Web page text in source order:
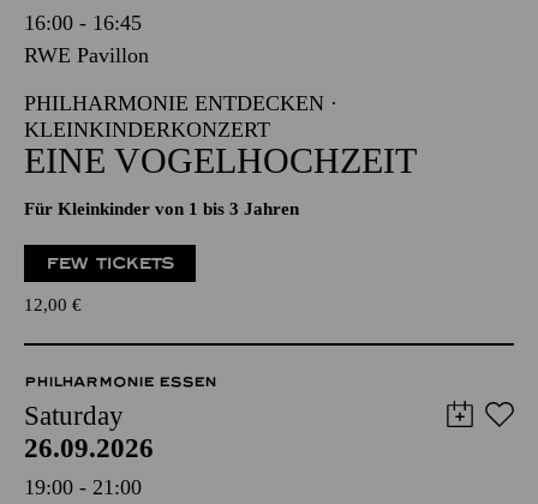
16:00 - 16:45
RWE Pavillon
PHILHARMONIE ENTDECKEN ·
KLEINKINDERKONZERT
EINE VOGELHOCHZEIT
Für Kleinkinder von 1 bis 3 Jahren
FEW TICKETS
12,00 €
PHILHARMONIE ESSEN
Saturday
26.09.2026
19:00 - 21:00